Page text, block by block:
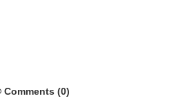
Comments (0)